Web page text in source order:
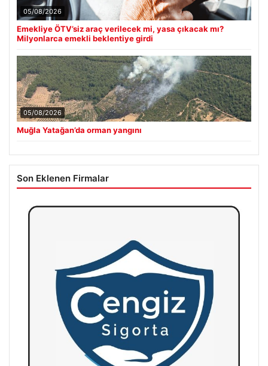
05/08/2026
Emekliye ÖTV’siz araç verilecek mi, yasa çıkacak mı?
Milyonlarca emekli beklentiye girdi
05/08/2026
Muğla Yatağan’da orman yangını
Son Eklenen Firmalar